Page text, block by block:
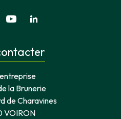
la Brunerie
de Charavines
VOIRON